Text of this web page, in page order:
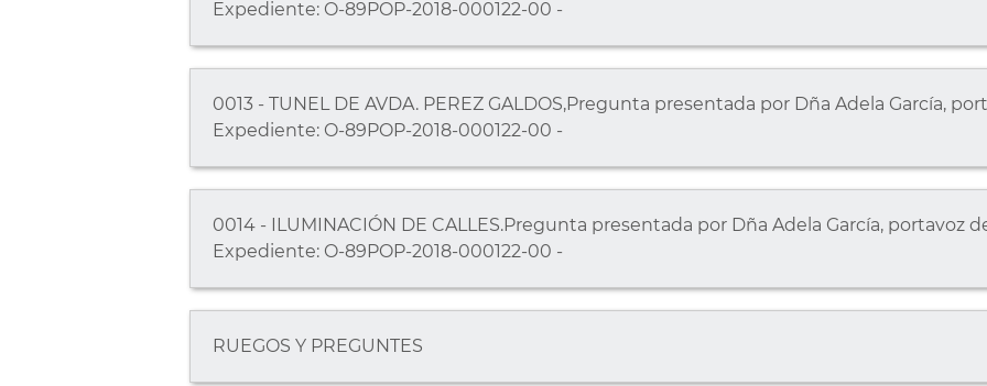
Expediente: O-89POP-2018-000122-00 -
0013 - TUNEL DE AVDA. PEREZ GALDOS,Pregunta presentada por Dña Adela García,
Expediente: O-89POP-2018-000122-00 -
0014 - ILUMINACIÓN DE CALLES.Pregunta presentada por Dña Adela García, portavoz
Expediente: O-89POP-2018-000122-00 -
RUEGOS Y PREGUNTES